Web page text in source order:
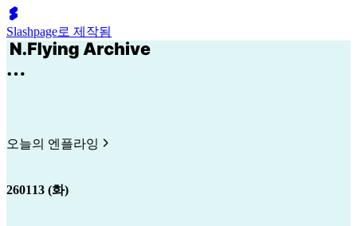
Slashpage로 제작됨
오늘의 엔플라잉
260113 (화)